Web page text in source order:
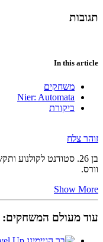
תגובות
In this article
משחקים
Nier: Automata
ביקורת
זוהר צלח
בן 26. סטודנט
וורס.
Show More
עוד מעולם המשחקים: